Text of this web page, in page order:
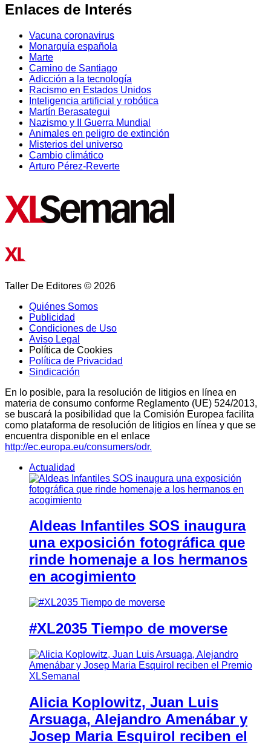
Enlaces de Interés
Vacuna coronavirus
Monarquía española
Marte
Camino de Santiago
Adicción a la tecnología
Racismo en Estados Unidos
Inteligencia artificial y robótica
Martín Berasategui
Nazismo y II Guerra Mundial
Animales en peligro de extinción
Misterios del universo
Cambio climático
Arturo Pérez-Reverte
Taller De Editores © 2026
Quiénes Somos
Publicidad
Condiciones de Uso
Aviso Legal
Política de Cookies
Política de Privacidad
Sindicación
En lo posible, para la resolución de litigios en línea en
materia de consumo conforme Reglamento (UE) 524/2013,
se buscará la posibilidad que la Comisión Europea facilita
como plataforma de resolución de litigios en línea y que se
encuentra disponible en el enlace
http://ec.europa.eu/consumers/odr.
Actualidad
Aldeas Infantiles SOS inaugura
una exposición fotográfica que
rinde homenaje a los hermanos
en acogimiento
#XL2035 Tiempo de moverse
Alicia Koplowitz, Juan Luis
Arsuaga, Alejandro Amenábar y
Josep Maria Esquirol reciben el